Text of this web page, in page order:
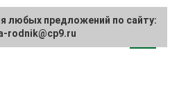
любых предложений по сайту:
rodnik@cp9.ru